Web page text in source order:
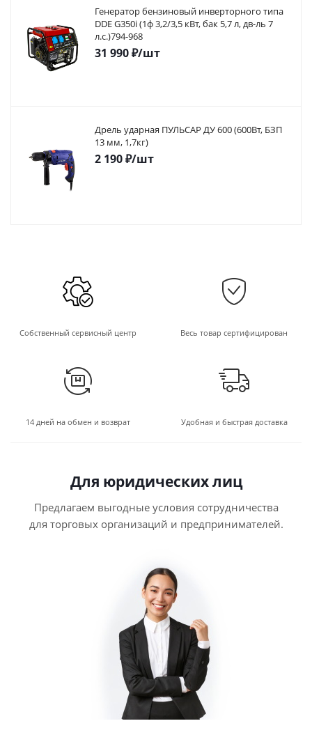
Генератор бензиновый инверторного типа
DDE G350i (1ф 3,2/3,5 кВт, бак 5,7 л, дв-ль 7
л.с.)794-968
31 990₽/шт
Дрель ударная ПУЛЬСАР ДУ 600 (600Вт, БЗП
13 мм, 1,7кг)
2 190₽/шт
Собственный сервисный центр Весь товар сертифицирован
14 дней на обмен и возврат Удобная и быстрая доставка
Для юридических лиц
Предлагаем выгодные условия сотрудничества
для торговых организаций и предпринимателей.